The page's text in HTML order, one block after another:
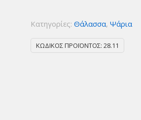
Κατηγορίες: Θάλασσα, Ψάρια
ΚΩΔΙΚΌΣ ΠΡΟΪΌΝΤΟΣ: 28.11